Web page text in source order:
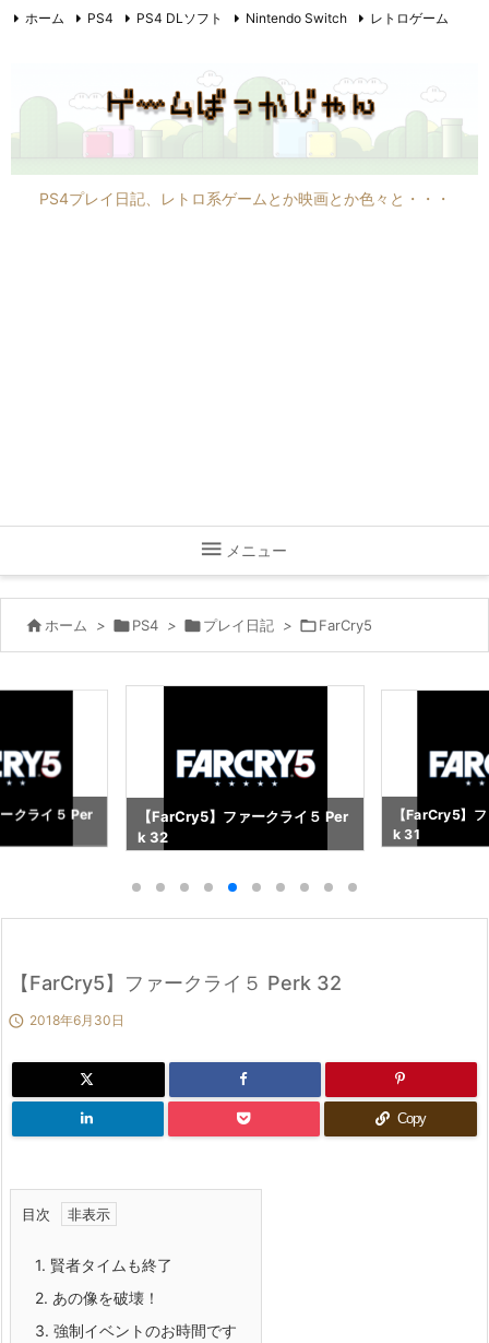
PS4プレイ日記、レトロ系ゲームとか映画とか色々と・・・
 メニュー
ホーム PS4 PS4 DLソフト Nintendo Switch レトロゲーム
 ホーム > PS4 > プレイ日記 > FarCry5
クライ５ Per
【FarCry5】ファークライ５ Per
k 32
【FarCry5】
k 31
【FarCry5】ファークライ５ Perk 32
 2018年6月30日
Copy
目次
1. 賢者タイムも終了
2. あの像を破壊！
3. 強制イベントのお時間です